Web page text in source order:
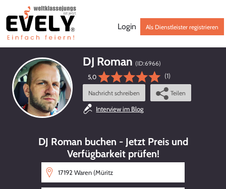
Login Als Dienstleister registrieren
DJ Roman (ID:6966)
5,0
(1)
Nachricht schreiben Teilen
Interview im Blog
DJ Roman buchen - Jetzt Preis und
Verfügbarkeit prüfen!